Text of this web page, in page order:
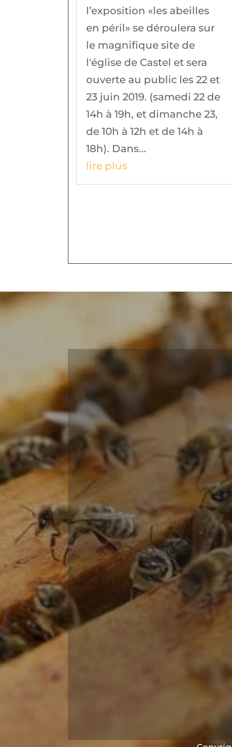
l’exposition «les abeilles
en péril» se déroulera sur
le magnifique site de
l'église de Castel et sera
ouverte au public les 22 et
23 juin 2019. (samedi 22 de
14h à 19h, et dimanche 23,
de 10h à 12h et de 14h à
18h). Dans...
lire plus